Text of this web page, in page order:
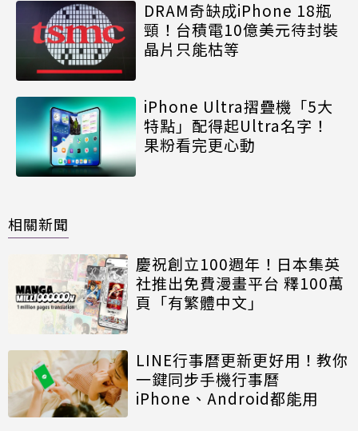
DRAM奇缺成iPhone 18瓶
頸！台積電10億美元待封裝
晶片只能枯等
iPhone Ultra摺疊機「5大
特點」配得起Ultra名字！
果粉看完更心動
相關新聞
慶祝創立100週年！日本集英
社推出免費漫畫平台 釋100萬
頁「有繁體中文」
LINE行事曆更新更好用！教你
一鍵同步手機行事曆
iPhone、Android都能用